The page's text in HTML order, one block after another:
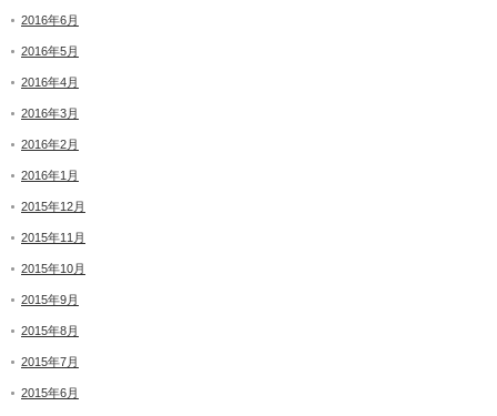
2016年6月
2016年5月
2016年4月
2016年3月
2016年2月
2016年1月
2015年12月
2015年11月
2015年10月
2015年9月
2015年8月
2015年7月
2015年6月